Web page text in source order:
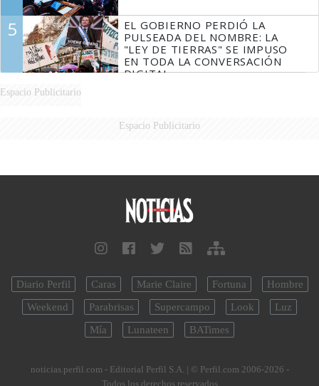
5
EL GOBIERNO PERDIÓ LA
PULSEADA DEL NOMBRE: LA
"LEY DE TIERRAS" SE IMPUSO
EN TODA LA CONVERSACIÓN
DIGITAL
Espacio Publicitario
Espacio Publicitario
Diario Perfil Caras Marie Claire Fortuna
Hombre
Weekend
Parabrisas Supercampo Look
Luz
Mía
Lunateen BATimes
noticias.perfil.com - Editorial Perfil S.A. | © Perfil.com 2006-2026 -
Todos los derechos reservados